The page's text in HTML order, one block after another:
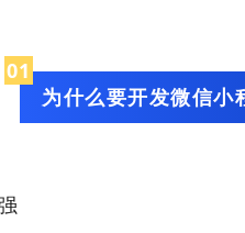
01
为什么要开发微信小